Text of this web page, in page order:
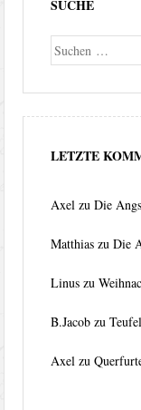
SUCHE
Suche
LETZTE
Axel zuDie
Matthias zuDie
Linus zu
B.Jacob zu
Axel zu